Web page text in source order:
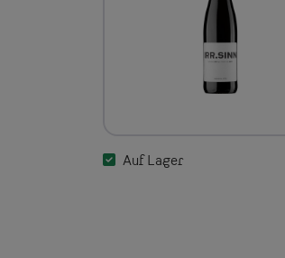
Auf Lager